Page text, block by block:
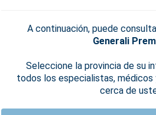
A continuación, puede
Generali
Seleccione la provincia de su
todos los especialistas, médicos
cerca de